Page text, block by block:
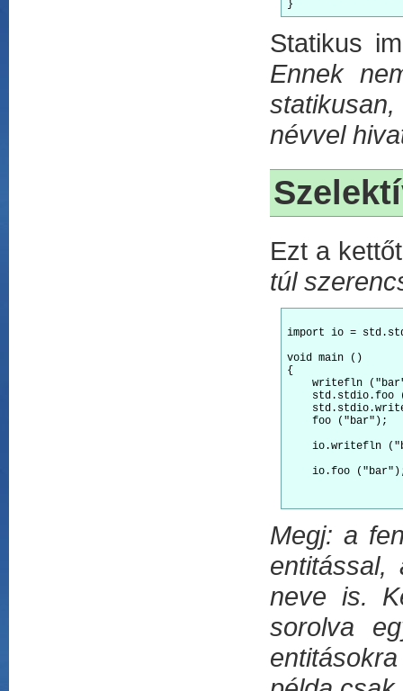
Statikus
Ennek
névvel
Ezt a
túl
import io =
void main ()
{
    writefln (
std.stdio.foo
    foo (
"bar"
    io.writefln (
    io.foo (
"bar"
Megj: a
entitással,
neve is.
sorolva